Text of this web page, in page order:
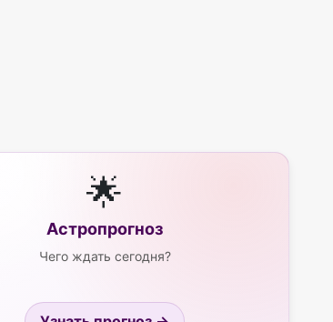
🌟
Астропрогноз
Чего ждать сегодня?